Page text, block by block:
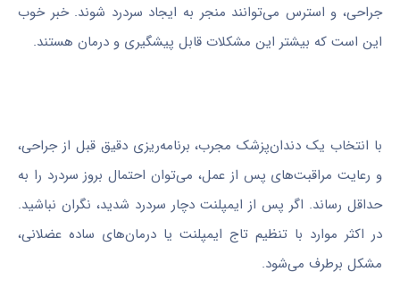
جراحی، و استرس می‌توانند منجر به ایجاد سردرد شوند. خبر خوب
این است که بیشتر این مشکلات قابل پیشگیری و درمان هستند.
با انتخاب یک دندان‌پزشک مجرب، برنامه‌ریزی دقیق قبل از جراحی،
و رعایت مراقبت‌های پس از عمل، می‌توان احتمال بروز سردرد را به
حداقل رساند. اگر پس از ایمپلنت دچار سردرد شدید، نگران نباشید.
در اکثر موارد با تنظیم تاج ایمپلنت یا درمان‌های ساده عضلانی،
مشکل برطرف می‌شود.